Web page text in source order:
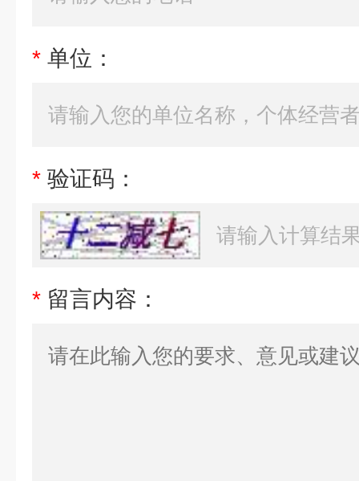
* 单位：
* 验证码：
* 留言内容：